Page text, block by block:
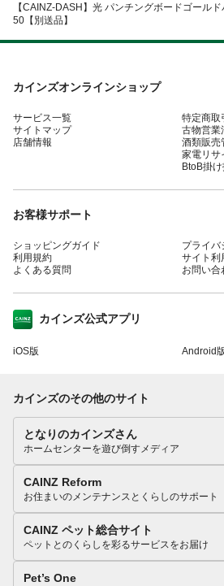
【CAINZ-DASH】光 パンチングボードゴール
50【別送品】
カインズオンラインショップ
サービス一覧
サイトマップ
店舗情報
特定商取
古物営業
酒類販売
家電リサ
BtoB掛
お客様サポート
ショッピングガイド
利用規約
よくある質問
プライバ
サイト利
お問い合
カインズ公式アプリ
iOS版 Android
カインズのその他のサイト
となりのカインズさん
ホームセンターを遊び倒すメディア
CAINZ Reform
お住まいのメンテナンスとくらしのサポート
CAINZ ペット総合サイト
ペットとのくらしを彩るサービスをお届け
Pet’s One